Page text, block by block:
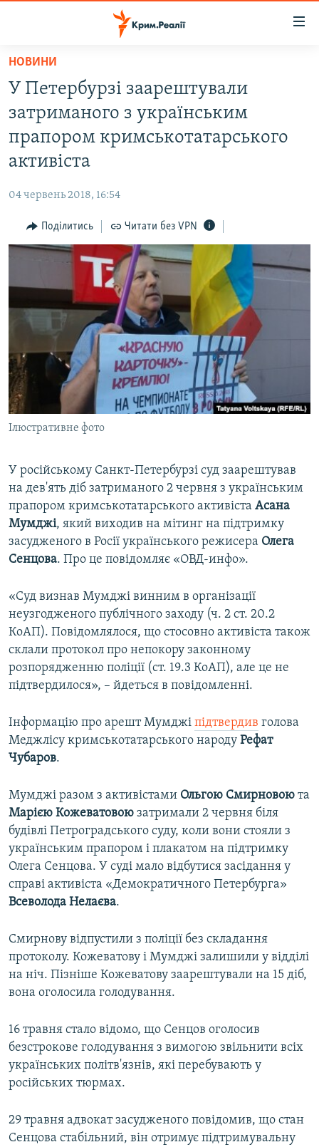
Перейти
основного
матеріалу
Перейти
до
основної
Перейти
пошуку
ВОДА.КРИМ
ВІДЕО ТА ФОТО
ПОЛІТИКА
ПОГЛЯД
ІНТЕРВ'Ю
ВСЕ ЗА ДЕНЬ
СПЕЦПРОЕКТИ
ДЕПОРТАЦІЯ
ВІДЕОУРОКИ «ELIFBE»
СВІДЧЕННЯ ОКУПАЦІЇ
УКРАЇНСЬКА ПРОБЛЕМА КРИМУ
ІНФОГРАФІКА
ЯК ОБІЙТИ БЛОКУВАННЯ
Qırımtatar
ДОЛУЧАЙСЯ!
Усі сайти RFE/RL
НОВИНИ
У Петербурзі заарештували
затриманого з українським
прапором кримськотатарського
активіста
04 червень 2018, 16:54
Поділитись Читати без VPN
Ілюстративне фото
У російському Санкт-Петербурзі суд заарештував
на дев'ять діб затриманого 2 червня з українським
прапором кримськотатарського активіста Асана
Мумджі, який виходив на мітинг на підтримку
засудженого в Росії українського режисера Олега
Сенцова. Про це повідомляє «ОВД-инфо».
«Суд визнав Мумджі винним в організації
неузгодженого публічного заходу (ч. 2 ст. 20.2
КоАП). Повідомлялося, що стосовно активіста також
склали протокол про непокору законному
розпорядженню поліції (ст. 19.3 КоАП), але це не
підтвердилося», – йдеться в повідомленні.
Інформацію про арешт Мумджі підтвердив голова
Меджлісу кримськотатарського народу Рефат
Чубаров.
Мумджі разом з активістами Ольгою Смирновою та
Марією Кожеватовою затримали 2 червня біля
будівлі Петроградського суду, коли вони стояли з
українським прапором і плакатом на підтримку
Олега Сенцова. У суді мало відбутися засідання у
справі активіста «Демократичного Петербурга»
Всеволода Нелаєва.
Смирнову відпустили з поліції без складання
протоколу. Кожеватову і Мумджі залишили у відділі
на ніч. Пізніше Кожеватову заарештували на 15 діб,
вона оголосила голодування.
16 травня стало відомо, що Сенцов оголосив
безстрокове голодування з вимогою звільнити всіх
українських політв'язнів, які перебувають у
російських тюрмах.
29 травня адвокат засудженого повідомив, що стан
Сенцова стабільний, він отримує підтримувальну